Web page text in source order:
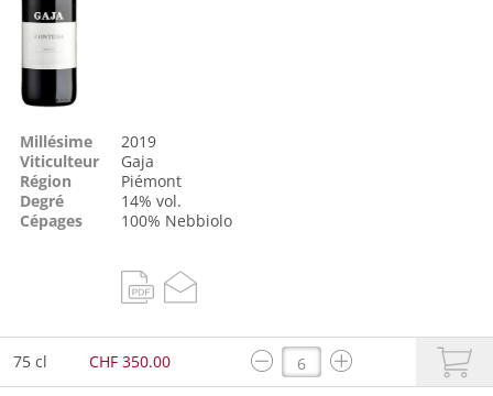
Millésime
2019
Viticulteur
Gaja
Région
Piémont
Degré
14% vol.
Cépages
100% Nebbiolo
75 cl CHF 350.00